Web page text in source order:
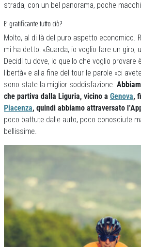
strada, con un bel panorama, poche
E’ gratificante tutto ciò?
Molto, al di là del puro aspetto economico.
mi ha detto: «Guarda, io voglio fare un giro,
Decidi tu dove, io quello che voglio provare
libertà» e alla fine del tour le parole «ci
sono state la miglior soddisfazione.
che partiva dalla Liguria, vicino a Genova,
Piacenza, quindi abbiamo attraversato
poco battute dalle auto, poco conosciute
bellissime.